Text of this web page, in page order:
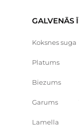
GALVENĀS
Koksnes suga
Platums
Biezums
Garums
Lamella